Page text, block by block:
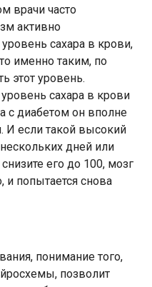
врачи часто
активно
сахара в крови,
именно таким, по
этот уровень.
сахара в крови
с диабетом он вполне
если такой высокий
дней или
его до 100, мозг
попытается снова
понимание того,
позволит